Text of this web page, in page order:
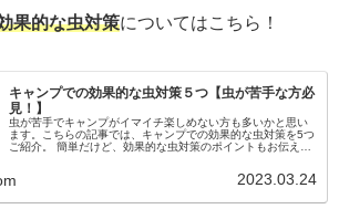
果的な虫対策についてはこちら！
キャンプでの効果的な虫対策５つ【虫が苦手な方必
見！】
虫が苦手でキャンプがイマイチ楽しめない方も多いかと思い
ます。こちらの記事では、キャンプでの効果的な虫対策を5つ
ご紹介。 簡単だけど、効果的な虫対策のポイントもお伝えし
2023.03.24